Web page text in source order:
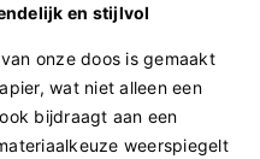
en stijlvol
onze doos is gemaakt
wat niet alleen een
bijdraagt ​​aan een
weerspiegelt